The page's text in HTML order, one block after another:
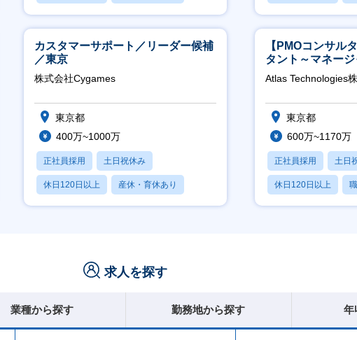
賞与あり 賞与あり
カスタマーサポート／リーダー候補
／東京
株式会社Cygames
東京都
400万~1000万
正社員採用 土日祝休み
休日120日以上 産休・育休あり
月残業20時間以内
【PMOコンサル
タント～マネー
領域／設立5年弱
Atlas Technologies
東京都
600万~1170万
正社員採用 土日
休日120日以上
産休・育休あり
求人を探す
業種から探す 勤務地から探す 年